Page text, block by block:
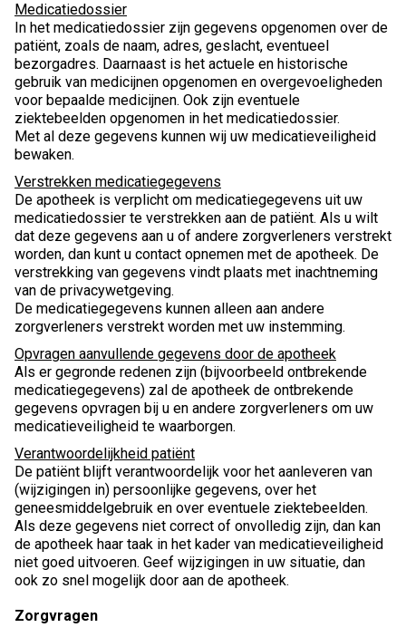
Medicatiedossier
In het medicatiedossier zijn gegevens opgenomen over de
patiënt, zoals de naam, adres, geslacht, eventueel
bezorgadres. Daarnaast is het actuele en historische
gebruik van medicijnen opgenomen en overgevoeligheden
voor bepaalde medicijnen. Ook zijn eventuele
ziektebeelden opgenomen in het medicatiedossier.
Met al deze gegevens kunnen wij uw medicatieveiligheid
bewaken.
Verstrekken medicatiegegevens
De apotheek is verplicht om medicatiegegevens uit uw
medicatiedossier te verstrekken aan de patiënt. Als u wilt
dat deze gegevens aan u of andere zorgverleners verstrekt
worden, dan kunt u contact opnemen met de apotheek. De
verstrekking van gegevens vindt plaats met inachtneming
van de privacywetgeving.
De medicatiegegevens kunnen alleen aan andere
zorgverleners verstrekt worden met uw instemming.
Opvragen aanvullende gegevens door de apotheek
Als er gegronde redenen zijn (bijvoorbeeld ontbrekende
medicatiegegevens) zal de apotheek de ontbrekende
gegevens opvragen bij u en andere zorgverleners om uw
medicatieveiligheid te waarborgen.
Verantwoordelijkheid patiënt
De patiënt blijft verantwoordelijk voor het aanleveren van
(wijzigingen in) persoonlijke gegevens, over het
geneesmiddelgebruik en over eventuele ziektebeelden.
Als deze gegevens niet correct of onvolledig zijn, dan kan
de apotheek haar taak in het kader van medicatieveiligheid
niet goed uitvoeren. Geef wijzigingen in uw situatie, dan
ook zo snel mogelijk door aan de apotheek.
Zorgvragen